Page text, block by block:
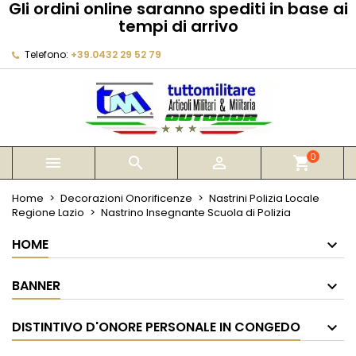
Gli ordini online saranno spediti in base ai
tempi di arrivo
Telefono: +39.0432 29 52 79
   shopping_cart0
Home Decorazioni Onorificenze
Nastrini Polizia Locale
Regione Lazio
Nastrino Insegnante Scuola di Polizia
HOME
BANNER
DISTINTIVO D'ONORE PERSONALE IN CONGEDO
My wishlists
add_circle_outline Create new list
Crea lista dei desideri
Annulla Crea lista dei desideri
Devi avere effettuato l'accesso per salvare dei
prodotti nella tua lista dei desideri.
Annulla